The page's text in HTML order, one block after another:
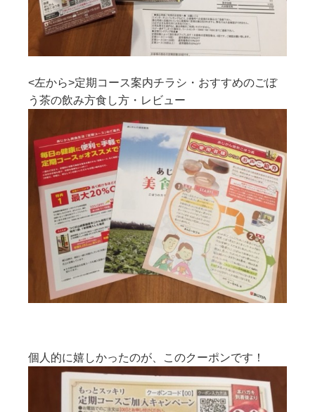
<左から>定期コース案内チラシ・おすすめのごぼ
う茶の飲み方食し方・レビュー
個人的に嬉しかったのが、このクーポンです！